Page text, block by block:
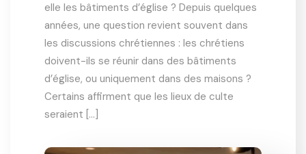
elle les bâtiments d’église ? Depuis quelques
années, une question revient souvent dans
les discussions chrétiennes : les chrétiens
doivent-ils se réunir dans des bâtiments
d’église, ou uniquement dans des maisons ?
Certains affirment que les lieux de culte
seraient […]